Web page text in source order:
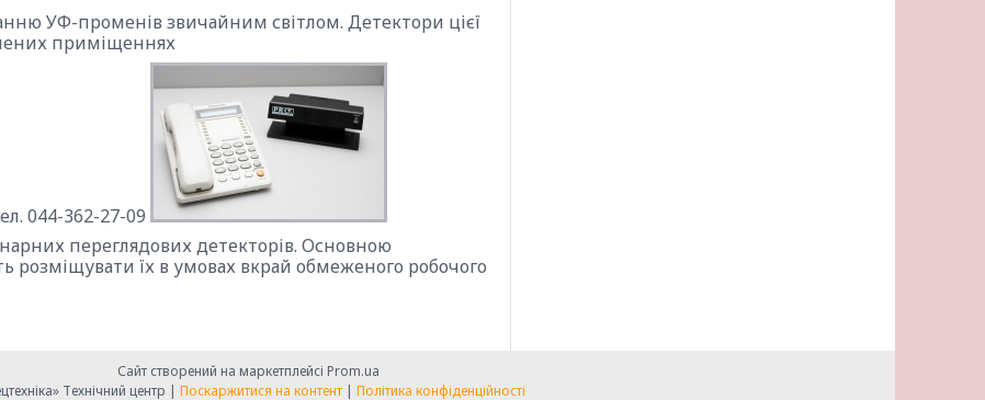
УФ-променів звичайним світлом. Детектори цієї
приміщеннях
переглядових детекторів. Основною
розміщувати їх в умовах вкрай обмеженого робочого
Сайт створений на маркетплейсі Prom.ua
«Спецтехніка» Технічний центр | Поскаржитися на контент | Політика конфіденційності